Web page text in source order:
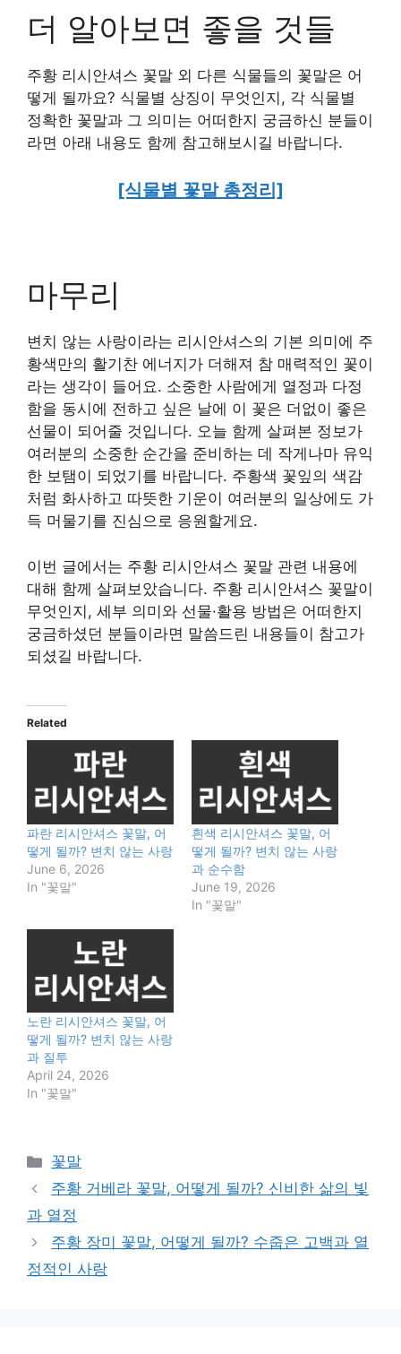
더 알아보면 좋을 것들
주황 리시안셔스 꽃말 외 다른 식물들의 꽃말은 어
떻게 될까요? 식물별 상징이 무엇인지, 각 식물별
정확한 꽃말과 그 의미는 어떠한지 궁금하신 분들이
라면 아래 내용도 함께 참고해보시길 바랍니다.
[식물별 꽃말 총정리]
마무리
변치 않는 사랑이라는 리시안셔스의 기본 의미에 주
황색만의 활기찬 에너지가 더해져 참 매력적인 꽃이
라는 생각이 들어요. 소중한 사람에게 열정과 다정
함을 동시에 전하고 싶은 날에 이 꽃은 더없이 좋은
선물이 되어줄 것입니다. 오늘 함께 살펴본 정보가
여러분의 소중한 순간을 준비하는 데 작게나마 유익
한 보탬이 되었기를 바랍니다. 주황색 꽃잎의 색감
처럼 화사하고 따뜻한 기운이 여러분의 일상에도 가
득 머물기를 진심으로 응원할게요.
이번 글에서는 주황 리시안셔스 꽃말 관련 내용에
대해 함께 살펴보았습니다. 주황 리시안셔스 꽃말이
무엇인지, 세부 의미와 선물·활용 방법은 어떠한지
궁금하셨던 분들이라면 말씀드린 내용들이 참고가
되셨길 바랍니다.
Related
파란 리시안셔스 꽃말, 어
떻게 될까? 변치 않는 사랑
June 6, 2026
In "꽃말"
흰색 리시안셔스 꽃말, 어
떻게 될까? 변치 않는 사랑
과 순수함
June 19, 2026
In "꽃말"
노란 리시안셔스 꽃말, 어
떻게 될까? 변치 않는 사랑
과 질투
April 24, 2026
In "꽃말"
Categories
꽃말
주황 거베라 꽃말, 어떻게 될까? 신비한 삶의 빛
과 열정
주황 장미 꽃말, 어떻게 될까? 수줍은 고백과 열
정적인 사랑